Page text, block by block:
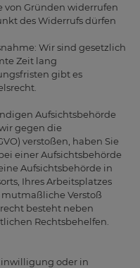
Gründen widerrufen
des Widerrufs dürfen
Wir sind gesetzlich
Zeit lang
gibt es
Aufsichtsbehörde
gegen die
verstoßen, haben Sie
einer Aufsichtsbehörde
Aufsichtsbehörde in
Ihres Arbeitsplatzes
mutmaßliche Verstoß
besteht neben
Rechtsbehelfen.
oder in